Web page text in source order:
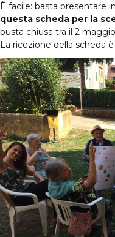
È facile: basta presentare
questa scheda per la
busta chiusa tra il 2
La ricezione della scheda